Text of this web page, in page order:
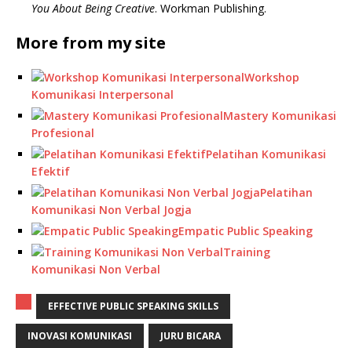
You About Being Creative. Workman Publishing.
More from my site
Workshop
Komunikasi Interpersonal
Mastery Komunikasi
Profesional
Pelatihan Komunikasi
Efektif
Pelatihan
Komunikasi Non Verbal Jogja
Empatic Public Speaking
Training
Komunikasi Non Verbal
EFFECTIVE PUBLIC SPEAKING SKILLS
INOVASI KOMUNIKASI JURU BICARA